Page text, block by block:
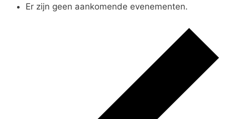
Er zijn geen aankomende evenementen.